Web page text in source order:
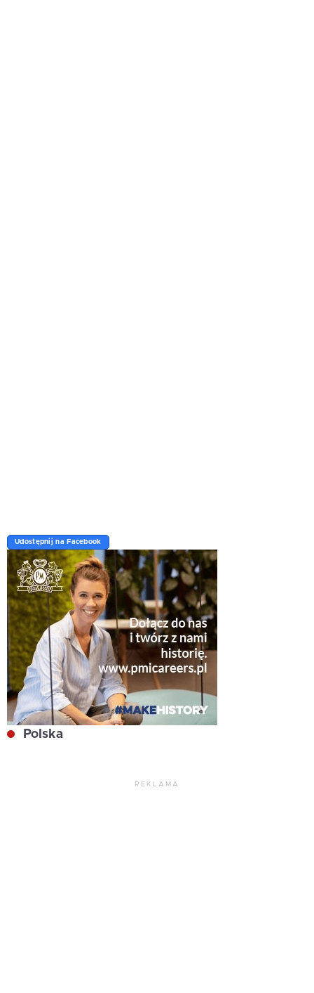
Udostępnij na Facebook
Polska
REKLAMA